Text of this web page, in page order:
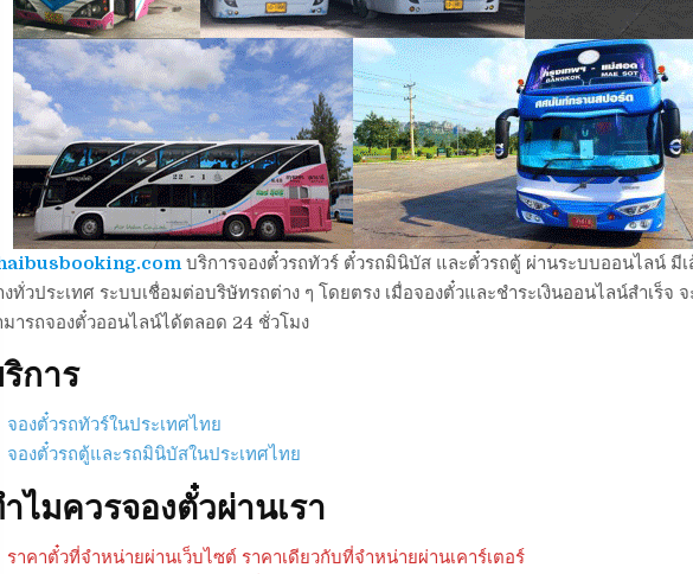
บริการจองตั๋วรถทัวร์ ตั๋วรถมินิบัส และตั๋วรถตู้ ผ่านระบบออนไลน์ มี
งทั่วประเทศ ระบบเชื่อมต่อบริษัทรถต่าง ๆ โดยตรง เมื่อจองตั๋วและชำระเงินออนไลน์สำเร็
มารถจองตั๋วออนไลน์ได้ตลอด 24 ชั่วโมง
การ
จองตั๋วรถทัวร์ในประเทศไทย
จองตั๋วรถตู้และรถมินิบัสในประเทศไทย
ไมควรจองตั๋วผ่านเรา
ราคาตั๋วที่จำหน่ายผ่านเว็บไซต์ ราคาเดียวกับที่จำหน่ายผ่านเคาร์เตอร์